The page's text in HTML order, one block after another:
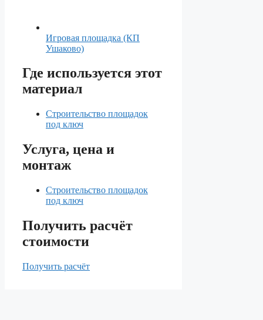
Игровая площадка (КП
Ушаково)
Где используется этот
материал
Строительство площадок
под ключ
Услуга, цена и
монтаж
Строительство площадок
под ключ
Получить расчёт
стоимости
Получить расчёт